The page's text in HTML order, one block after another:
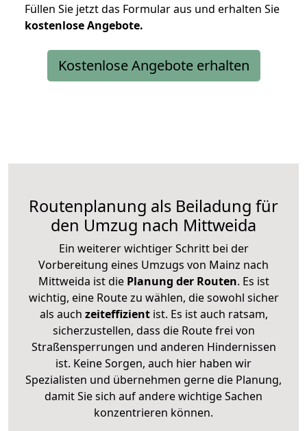
Füllen Sie jetzt das Formular aus und erhalten Sie
kostenloseAngebote.
Kostenlose Angebote erhalten
Routenplanung als Beiladung für
den Umzug nach Mittweida
Ein weiterer wichtiger Schritt bei der
Vorbereitung eines Umzugs von Mainz nach
Mittweida ist diePlanung der Routen. Es ist
wichtig, eine Route zu wählen, die sowohl sicher
als auch zeiteffizientist. Es ist auch ratsam,
sicherzustellen, dass die Route frei von
Straßensperrungen und anderen Hindernissen
ist. Keine Sorgen, auch hier haben wir
Spezialisten und übernehmen gerne die Planung,
damit Sie sich auf andere wichtige Sachen
konzentrieren können.